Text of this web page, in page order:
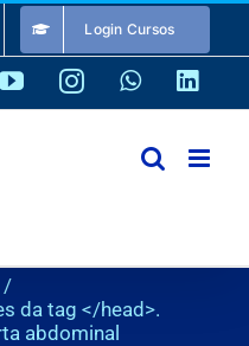
Login Cursos
YouTubeInstagramWhatsApp
da tag </head>.
abdominal